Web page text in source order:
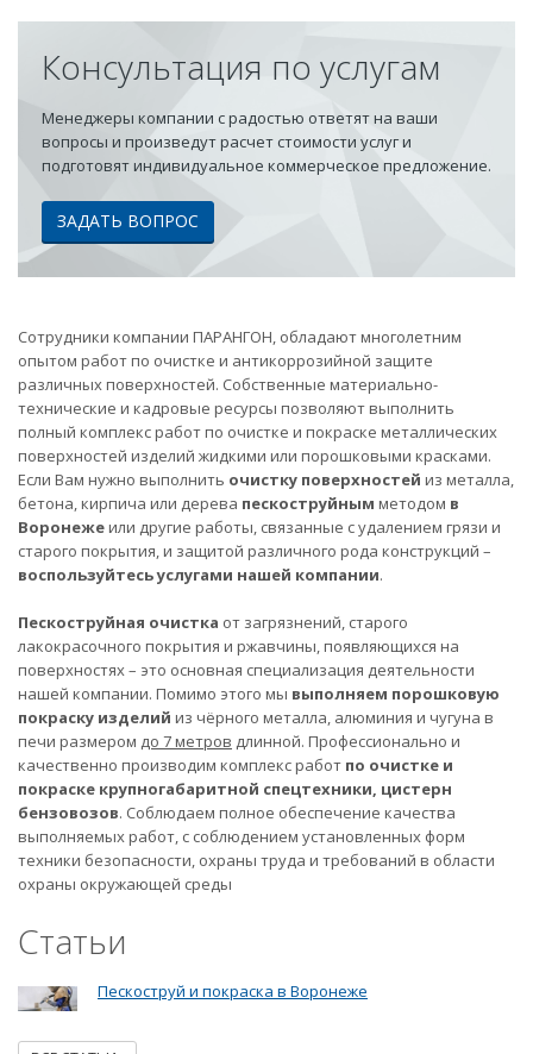
Консультация по услугам
Менеджеры компании с радостью ответят на ваши
вопросы и произведут расчет стоимости услуг и
подготовят индивидуальное коммерческое предложение.
ЗАДАТЬ ВОПРОС
Сотрудники компании ПАРАНГОН, обладают многолетним
опытом работ по очистке и антикоррозийной защите
различных поверхностей. Собственные материально-
технические и кадровые ресурсы позволяют выполнить
полный комплекс работ по очистке и покраске металлических
поверхностей изделий жидкими или порошковыми красками.
Если Вам нужно выполнить очистку поверхностей из металла,
бетона, кирпича или дерева пескоструйным методом в
Воронежеили другие работы, связанные с удалением грязи и
старого покрытия, и защитой различного рода конструкций –
воспользуйтесь услугами нашей компании.
Пескоструйная очистка от загрязнений, старого
лакокрасочного покрытия и ржавчины, появляющихся на
поверхностях – это основная специализация деятельности
нашей компании. Помимо этого мы выполняем порошковую
покраску изделий из чёрного металла, алюминия и чугуна в
печи размером до 7 метров длинной. Профессионально и
качественно производим комплекс работ по очистке и
покраске крупногабаритной спецтехники, цистерн
бензовозов. Соблюдаем полное обеспечение качества
выполняемых работ, с соблюдением установленных форм
техники безопасности, охраны труда и требований в области
охраны окружающей среды
Статьи
Пескоструй и покраска в Воронеже